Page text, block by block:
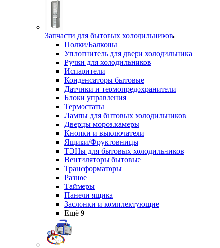
Запчасти для бытовых холодильников
Полки/Балконы
Уплотнитель для двери холодильника
Ручки для холодильников
Испарители
Конденсаторы бытовые
Датчики и термопредохранители
Блоки управления
Термостаты
Лампы для бытовых холодильников
Дверцы мороз.камеры
Кнопки и выключатели
Ящики/Фруктовницы
ТЭНы для бытовых холодильников
Вентиляторы бытовые
Трансформаторы
Разное
Таймеры
Панели ящика
Заслонки и комплектующие
Ещё 9